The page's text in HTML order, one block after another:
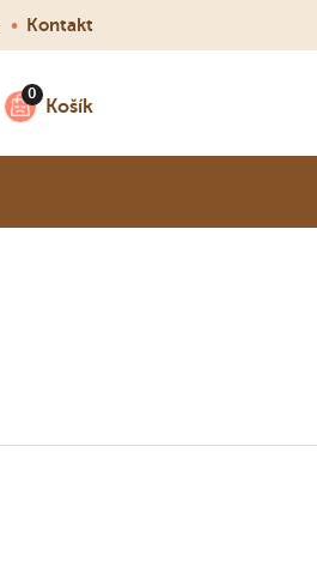
• Kontakt
Košík